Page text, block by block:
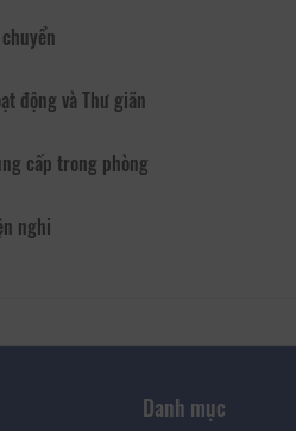
động và Thư giãn
cấp trong phòng
nghi
Danh mục